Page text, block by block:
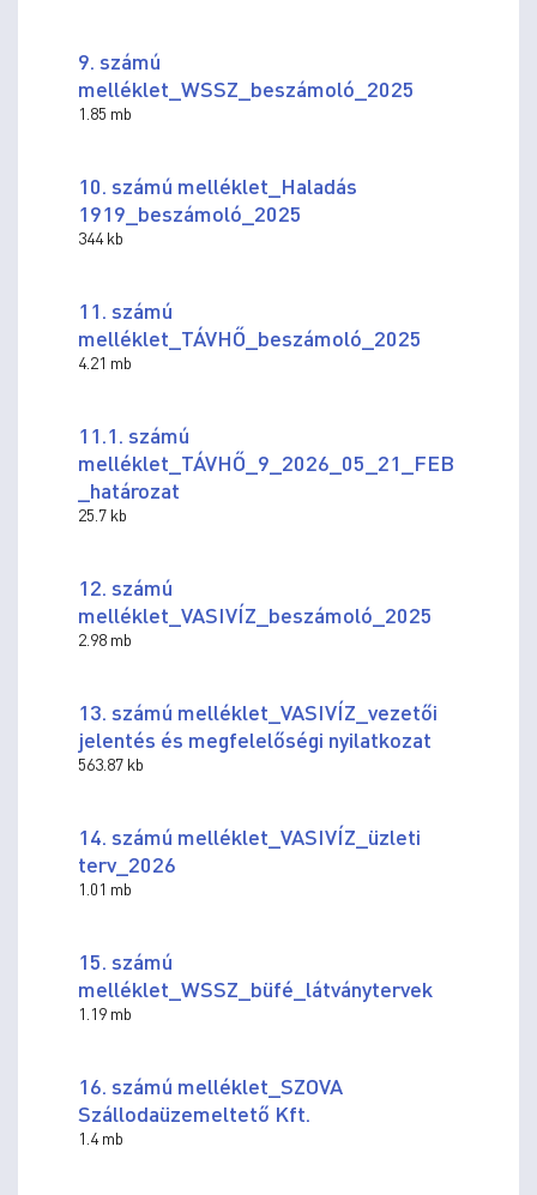
9. számú
melléklet_WSSZ_beszámoló_2025
1.85 mb
10. számú melléklet_Haladás
1919_beszámoló_2025
344 kb
11. számú
melléklet_TÁVHŐ_beszámoló_2025
4.21 mb
11.1. számú
melléklet_TÁVHŐ_9_2026_05_21_FEB
_határozat
25.7 kb
12. számú
melléklet_VASIVÍZ_beszámoló_2025
2.98 mb
13. számú melléklet_VASIVÍZ_vezetői
jelentés és megfelelőségi nyilatkozat
563.87 kb
14. számú melléklet_VASIVÍZ_üzleti
terv_2026
1.01 mb
15. számú
melléklet_WSSZ_büfé_látványtervek
1.19 mb
16. számú melléklet_SZOVA
Szállodaüzemeltető Kft.
1.4 mb